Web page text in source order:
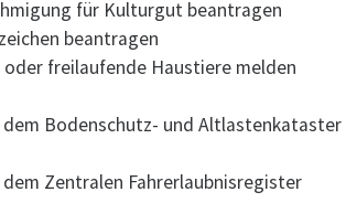
für Kulturgut beantragen
beantragen
freilaufende Haustiere melden
dem Bodenschutz- und Altlastenkataster
dem Zentralen Fahrerlaubnisregister